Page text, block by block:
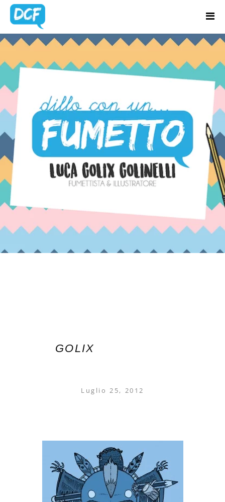
Home
Chi Sono
Lavora con me
Portfolio
Blog
Contatti
BLOG
UPDATES
Latest news & updates
GOLIX
Luglio 25, 2012